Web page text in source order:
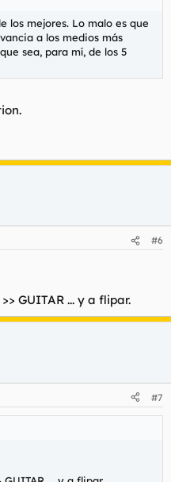
los mejores. Lo malo es que
a los medios más
sea, para mí, de los 5
#6
GUITAR ... y a flipar.
#7